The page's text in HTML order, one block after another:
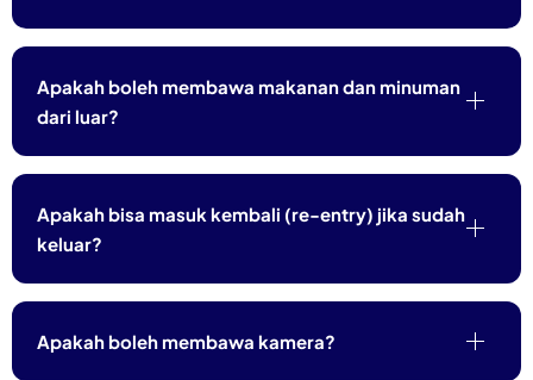
Apakah boleh membawa makanan dan minuman
dari luar?
Apakah bisa masuk kembali (re-entry) jika sudah
keluar?
Apakah boleh membawa kamera?